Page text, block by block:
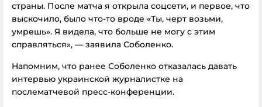
страны. После матча я открыла соцсети, и первое, что
выскочило, было что-то вроде «Ты, черт возьми,
умрешь». Я видела, что больше не могу с этим
справляться», — заявила Соболенко.
Напомним, что ранее Соболенко отказалась давать
интервью украинской журналистке на
послематчевой пресс-конференции.